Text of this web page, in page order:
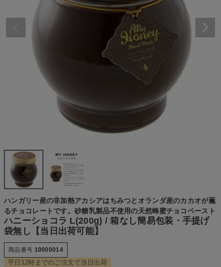
ハンガリー産の非加熱アカシアはちみつとオランダ産のカカオが薫
るチョコレートです。砂糖乳製品不使用の天然蜂蜜チョコペースト
ハニーショコラ L(200g) / 箱なし簡易包装・手提げ
袋無し【当日出荷可能】
商品番号 10000014
平日12時までのご注文で当日出荷